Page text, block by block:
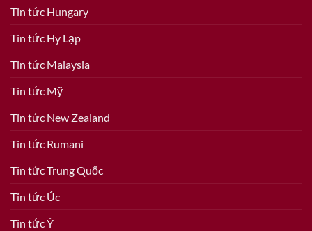
Tin tức Hungary
Tin tức Hy Lạp
Tin tức Malaysia
Tin tức Mỹ
Tin tức New Zealand
Tin tức Rumani
Tin tức Trung Quốc
Tin tức Úc
Tin tức Ý